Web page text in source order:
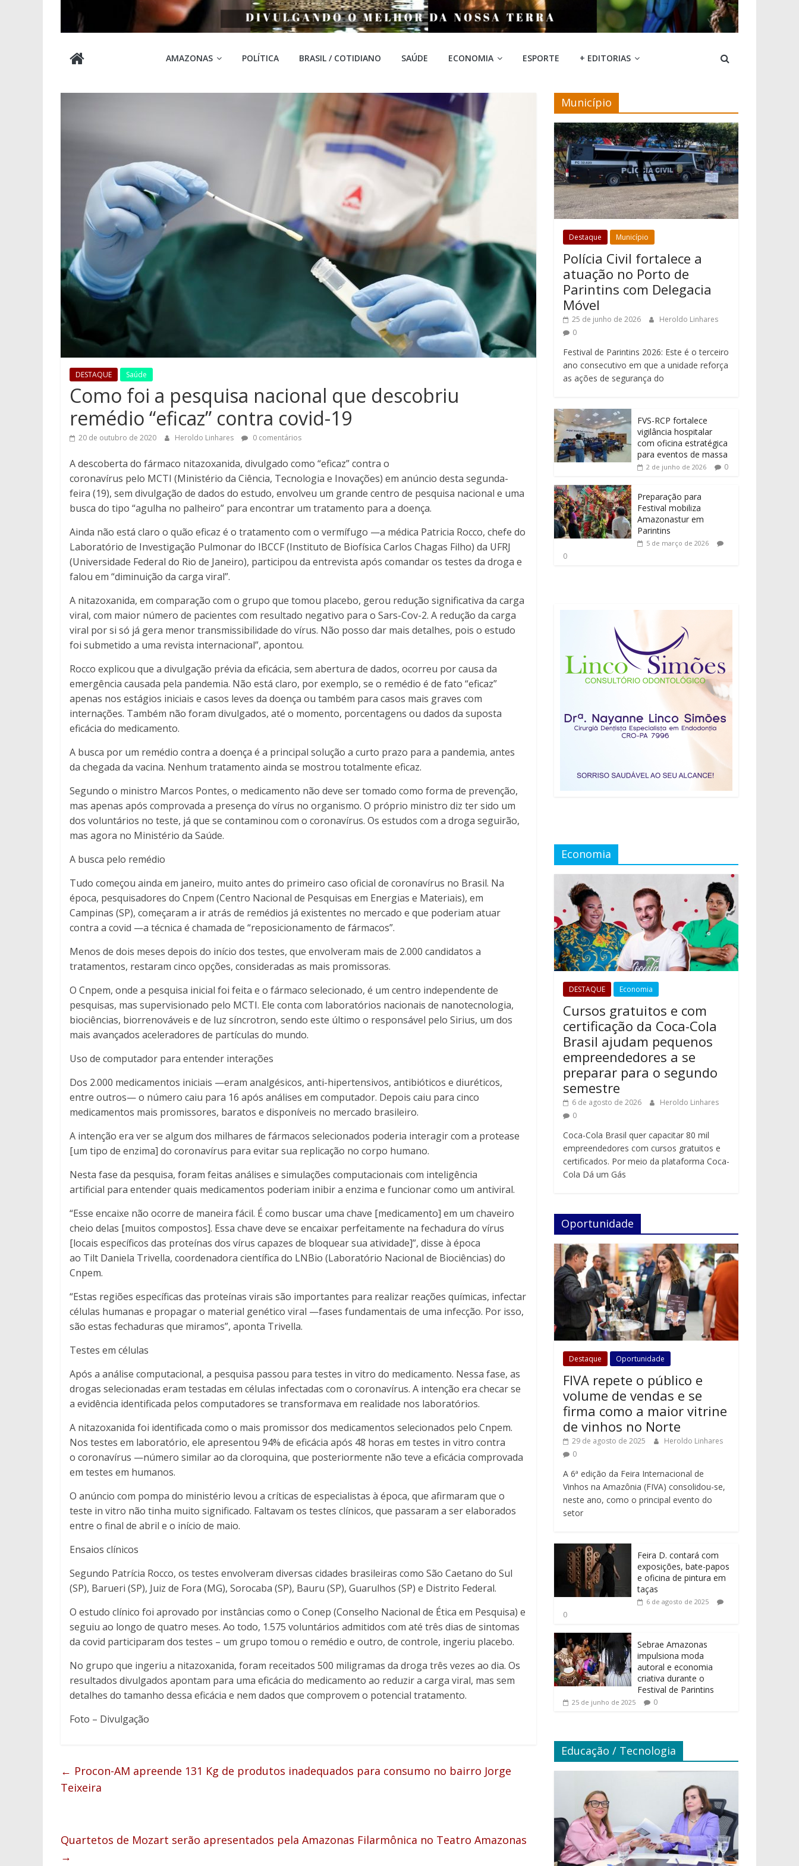
Cabocla
AMAZONAS POLÍTICA BRASIL / COTIDIANO SAÚDE ECONOMIA ESPORTE + EDITORIAS
DESTAQUE Saúde
Como foi a pesquisa nacional que descobriu
remédio “eficaz” contra covid-19
20 de outubro de 2020 Heroldo Linhares 0 comentários
A descoberta do fármaco nitazoxanida, divulgado como “eficaz” contra o
coronavírus pelo MCTI (Ministério da Ciência, Tecnologia e Inovações) em anúncio desta segunda-
feira (19), sem divulgação de dados do estudo, envolveu um grande centro de pesquisa nacional e uma
busca do tipo “agulha no palheiro” para encontrar um tratamento para a doença.
Ainda não está claro o quão eficaz é o tratamento com o vermífugo —a médica Patricia Rocco, chefe do
Laboratório de Investigação Pulmonar do IBCCF (Instituto de Biofísica Carlos Chagas Filho) da UFRJ
(Universidade Federal do Rio de Janeiro), participou da entrevista após comandar os testes da droga e
falou em “diminuição da carga viral”.
A nitazoxanida, em comparação com o grupo que tomou placebo, gerou redução significativa da carga
viral, com maior número de pacientes com resultado negativo para o Sars-Cov-2. A redução da carga
viral por si só já gera menor transmissibilidade do vírus. Não posso dar mais detalhes, pois o estudo
foi submetido a uma revista internacional”, apontou.
Rocco explicou que a divulgação prévia da eficácia, sem abertura de dados, ocorreu por causa da
emergência causada pela pandemia. Não está claro, por exemplo, se o remédio é de fato “eficaz”
apenas nos estágios iniciais e casos leves da doença ou também para casos mais graves com
internações. Também não foram divulgados, até o momento, porcentagens ou dados da suposta
eficácia do medicamento.
A busca por um remédio contra a doença é a principal solução a curto prazo para a pandemia, antes
da chegada da vacina. Nenhum tratamento ainda se mostrou totalmente eficaz.
Segundo o ministro Marcos Pontes, o medicamento não deve ser tomado como forma de prevenção,
mas apenas após comprovada a presença do vírus no organismo. O próprio ministro diz ter sido um
dos voluntários no teste, já que se contaminou com o coronavírus. Os estudos com a droga seguirão,
mas agora no Ministério da Saúde.
A busca pelo remédio
Tudo começou ainda em janeiro, muito antes do primeiro caso oficial de coronavírus no Brasil. Na
época, pesquisadores do Cnpem (Centro Nacional de Pesquisas em Energias e Materiais), em
Campinas (SP), começaram a ir atrás de remédios já existentes no mercado e que poderiam atuar
contra a covid —a técnica é chamada de “reposicionamento de fármacos”.
Menos de dois meses depois do início dos testes, que envolveram mais de 2.000 candidatos a
tratamentos, restaram cinco opções, consideradas as mais promissoras.
O Cnpem, onde a pesquisa inicial foi feita e o fármaco selecionado, é um centro independente de
pesquisas, mas supervisionado pelo MCTI. Ele conta com laboratórios nacionais de nanotecnologia,
biociências, biorrenováveis e de luz síncrotron, sendo este último o responsável pelo Sirius, um dos
mais avançados aceleradores de partículas do mundo.
Uso de computador para entender interações
Dos 2.000 medicamentos iniciais —eram analgésicos, anti-hipertensivos, antibióticos e diuréticos,
entre outros— o número caiu para 16 após análises em computador. Depois caiu para cinco
medicamentos mais promissores, baratos e disponíveis no mercado brasileiro.
A intenção era ver se algum dos milhares de fármacos selecionados poderia interagir com a protease
[um tipo de enzima] do coronavírus para evitar sua replicação no corpo humano.
Nesta fase da pesquisa, foram feitas análises e simulações computacionais com inteligência
artificial para entender quais medicamentos poderiam inibir a enzima e funcionar como um antiviral.
“Esse encaixe não ocorre de maneira fácil. É como buscar uma chave [medicamento] em um chaveiro
cheio delas [muitos compostos]. Essa chave deve se encaixar perfeitamente na fechadura do vírus
[locais específicos das proteínas dos vírus capazes de bloquear sua atividade]”, disse à época
ao Tilt Daniela Trivella, coordenadora científica do LNBio (Laboratório Nacional de Biociências) do
Cnpem.
“Estas regiões específicas das proteínas virais são importantes para realizar reações químicas, infectar
células humanas e propagar o material genético viral —fases fundamentais de uma infecção. Por isso,
são estas fechaduras que miramos”, aponta Trivella.
Testes em células
Após a análise computacional, a pesquisa passou para testes in vitro do medicamento. Nessa fase, as
drogas selecionadas eram testadas em células infectadas com o coronavírus. A intenção era checar se
a evidência identificada pelos computadores se transformava em realidade nos laboratórios.
A nitazoxanida foi identificada como o mais promissor dos medicamentos selecionados pelo Cnpem.
Nos testes em laboratório, ele apresentou 94% de eficácia após 48 horas em testes in vitro contra
o coronavírus —número similar ao da cloroquina, que posteriormente não teve a eficácia comprovada
em testes em humanos.
O anúncio com pompa do ministério levou a críticas de especialistas à época, que afirmaram que o
teste in vitro não tinha muito significado. Faltavam os testes clínicos, que passaram a ser elaborados
entre o final de abril e o início de maio.
Ensaios clínicos
Segundo Patrícia Rocco, os testes envolveram diversas cidades brasileiras como São Caetano do Sul
(SP), Barueri (SP), Juiz de Fora (MG), Sorocaba (SP), Bauru (SP), Guarulhos (SP) e Distrito Federal.
O estudo clínico foi aprovado por instâncias como o Conep (Conselho Nacional de Ética em Pesquisa) e
seguiu ao longo de quatro meses. Ao todo, 1.575 voluntários admitidos com até três dias de sintomas
da covid participaram dos testes – um grupo tomou o remédio e outro, de controle, ingeriu placebo.
No grupo que ingeriu a nitazoxanida, foram receitados 500 miligramas da droga três vezes ao dia. Os
resultados divulgados apontam para uma eficácia do medicamento ao reduzir a carga viral, mas sem
detalhes do tamanho dessa eficácia e nem dados que comprovem o potencial tratamento.
Foto – Divulgação
← Procon-AM apreende 131 Kg de produtos inadequados para consumo no bairro Jorge
Teixeira
Quartetos de Mozart serão apresentados pela Amazonas Filarmônica no Teatro Amazonas
→
Município
Destaque Município
Polícia Civil fortalece a
atuação no Porto de
Parintins com Delegacia
Móvel
25 de junho de 2026
Heroldo Linhares
0
Festival de Parintins 2026: Este é o terceiro
ano consecutivo em que a unidade reforça
as ações de segurança do
FVS-RCP fortalece
vigilância hospitalar
com oficina estratégica
para eventos de massa
2 de junho de 2026 0
Preparação para
Festival mobiliza
Amazonastur em
Parintins
5 de março de 2026
0
Economia
DESTAQUE Economia
Cursos gratuitos e com
certificação da Coca-Cola
Brasil ajudam pequenos
empreendedores a se
preparar para o segundo
semestre
6 de agosto de 2026
Heroldo Linhares
0
Coca-Cola Brasil quer capacitar 80 mil
empreendedores com cursos gratuitos e
certificados. Por meio da plataforma Coca-
Cola Dá um Gás
Oportunidade
Destaque Oportunidade
FIVA repete o público e
volume de vendas e se
firma como a maior vitrine
de vinhos no Norte
29 de agosto de 2025
Heroldo Linhares
0
A 6ª edição da Feira Internacional de
Vinhos na Amazônia (FIVA) consolidou-se,
neste ano, como o principal evento do
setor
Feira D. contará com
exposições, bate-papos
e oficina de pintura em
taças
6 de agosto de 2025
0
Sebrae Amazonas
impulsiona moda
autoral e economia
criativa durante o
Festival de Parintins
25 de junho de 2025 0
Educação / Tecnologia